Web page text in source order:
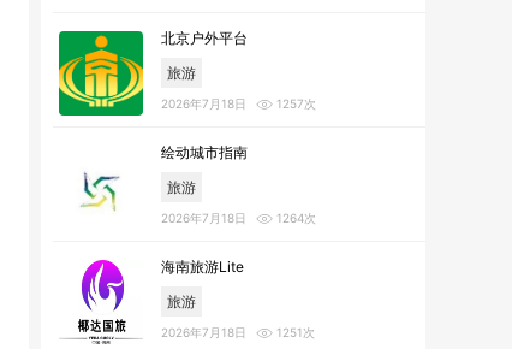
北京户外平台
旅游
2026年7月18日 1257次
绘动城市指南
旅游
2026年7月18日 1264次
海南旅游Lite
旅游
2026年7月18日 1251次